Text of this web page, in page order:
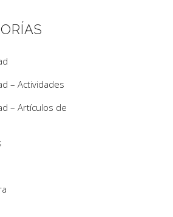
– Actividades
– Artículos de